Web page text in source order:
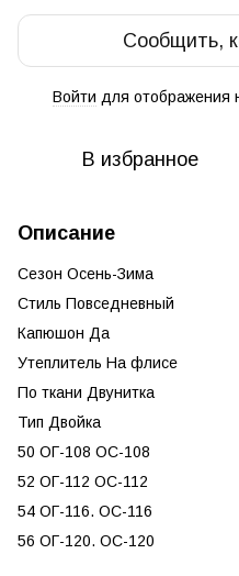
Сообщить,
Войти для отображения
В избранное
Описание
Сезон Осень-Зима
Стиль Повседневный
Капюшон Да
Утеплитель На флисе
По ткани Двунитка
Тип Двойка
50 ОГ-108 ОС-108
52 ОГ-112 ОС-112
54 ОГ-116. ОС-116
56 ОГ-120. ОС-120